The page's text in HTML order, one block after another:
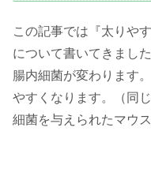
この記事では『太りや
について書いてきまし
腸内細菌が変わります
やすくなります。（同
細菌を与えられたマウス